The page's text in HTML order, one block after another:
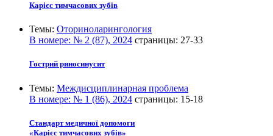
Карієс тимчасових зубів
Темы: Оториноларингология
В номере: № 2 (87), 2024 страницы: 27-33
Гострий риносинусит
Темы: Междисциплинарная проблема
В номере: № 1 (86), 2024 страницы: 15-18
Стандарт медичної допомоги
«Карієс тимчасових зубів»